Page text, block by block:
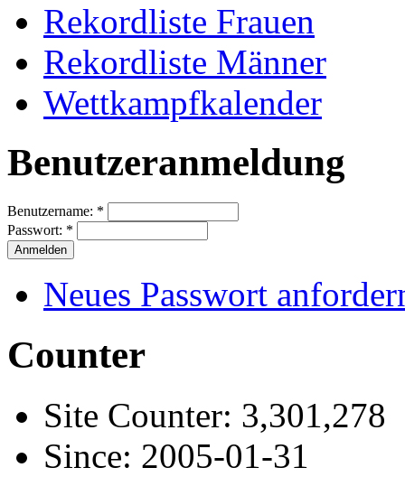
Rekordliste Frauen
Rekordliste Männer
Wettkampfkalender
Benutzeranmeldung
Benutzername: *
Passwort: *
Neues Passwort
Counter
Site Counter: 3,301,278
Since: 2005-01-31